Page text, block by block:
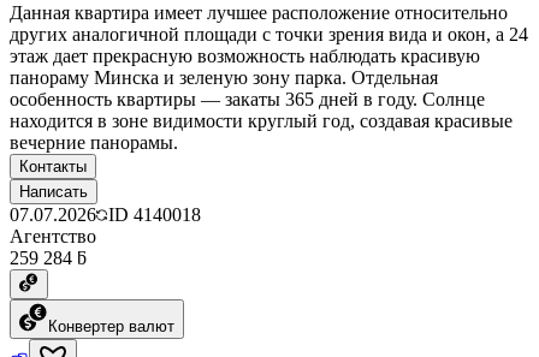
Данная квартира имеет лучшее расположение относительно
других аналогичной площади с точки зрения вида и окон, а 24
этаж дает прекрасную возможность наблюдать красивую
панораму Минска и зеленую зону парка. Отдельная
особенность квартиры — закаты 365 дней в году. Солнце
находится в зоне видимости круглый год, создавая красивые
вечерние панорамы.
Контакты
Написать
07.07.2026 ID 4140018
Агентство
259 284 ƃ
Конвертер валют